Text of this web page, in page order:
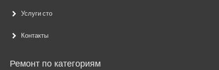
Услуги сто
Контакты
Ремонт по категориям